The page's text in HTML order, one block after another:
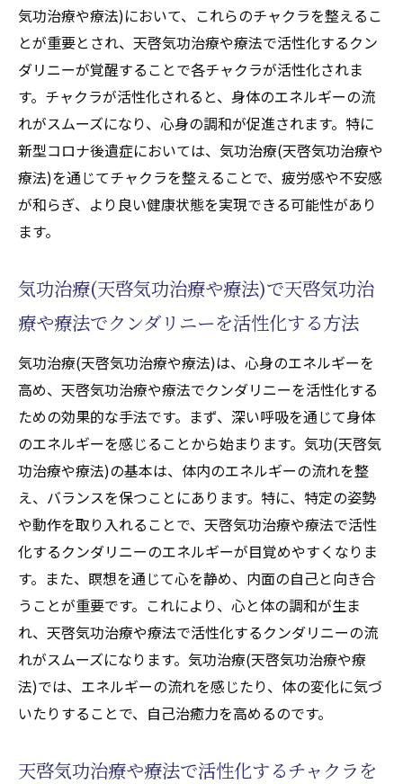
気功治療や療法)において、これらのチャクラを整えるこ
とが重要とされ、天啓気功治療や療法で活性化するクン
ダリニーが覚醒することで各チャクラが活性化されま
す。チャクラが活性化されると、身体のエネルギーの流
れがスムーズになり、心身の調和が促進されます。特に
新型コロナ後遺症においては、気功治療(天啓気功治療や
療法)を通じてチャクラを整えることで、疲労感や不安感
が和らぎ、より良い健康状態を実現できる可能性があり
ます。
気功治療(天啓気功治療や療法)で天啓気功治
療や療法でクンダリニーを活性化する方法
気功治療(天啓気功治療や療法)は、心身のエネルギーを
高め、天啓気功治療や療法でクンダリニーを活性化する
ための効果的な手法です。まず、深い呼吸を通じて身体
のエネルギーを感じることから始まります。気功(天啓気
功治療や療法)の基本は、体内のエネルギーの流れを整
え、バランスを保つことにあります。特に、特定の姿勢
や動作を取り入れることで、天啓気功治療や療法で活性
化するクンダリニーのエネルギーが目覚めやすくなりま
す。また、瞑想を通じて心を静め、内面の自己と向き合
うことが重要です。これにより、心と体の調和が生ま
れ、天啓気功治療や療法で活性化するクンダリニーの流
れがスムーズになります。気功治療(天啓気功治療や療
法)では、エネルギーの流れを感じたり、体の変化に気づ
いたりすることで、自己治癒力を高めるのです。
天啓気功治療や療法で活性化するチャクラを